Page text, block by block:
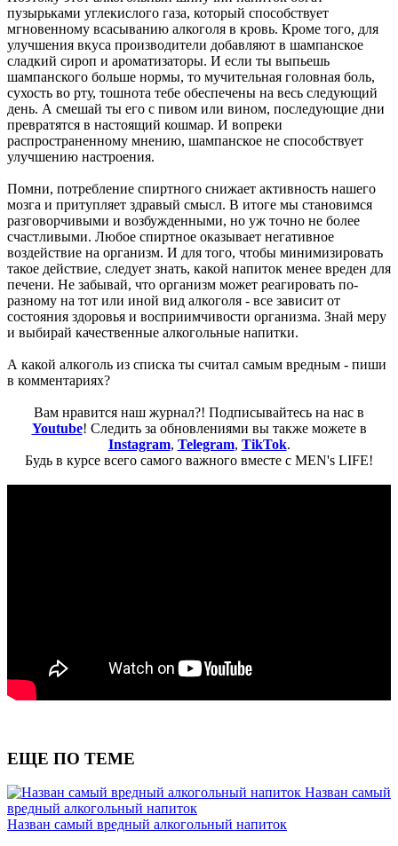
пузырьками углекислого газа, который способствует
мгновенному всасыванию алкоголя в кровь. Кроме того, для
улучшения вкуса производители добавляют в шампанское
сладкий сироп и ароматизаторы. И если ты выпьешь
шампанского больше нормы, то мучительная головная боль,
сухость во рту, тошнота тебе обеспечены на весь следующий
день. А смешай ты его с пивом или вином, последующие дни
превратятся в настоящий кошмар. И вопреки
распространенному мнению, шампанское не способствует
улучшению настроения.
Помни, потребление спиртного снижает активность нашего
мозга и притупляет здравый смысл. В итоге мы становимся
разговорчивыми и возбужденными, но уж точно не более
счастливыми. Любое спиртное оказывает негативное
воздействие на организм. И для того, чтобы минимизировать
такое действие, следует знать, какой напиток менее вреден для
печени. Не забывай, что организм может реагировать по-
разному на тот или иной вид алкоголя - все зависит от
состояния здоровья и восприимчивости организма. Знай меру
и выбирай качественные алкогольные напитки.
А какой алкоголь из списка ты считал самым вредным - пиши
в комментариях?
Вам нравится наш журнал?! Подписывайтесь на нас в
Youtube! Следить за обновлениями вы также можете в
Instagram, Telegram, TikTok.
Будь в курсе всего самого важного вместе с MEN's LIFE!
ЕЩЕ ПО ТЕМЕ
Назван самый
вредный алкогольный напиток
Назван самый вредный алкогольный напиток